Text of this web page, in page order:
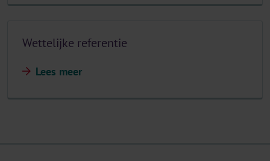
Wettelijke referentie
Lees meer